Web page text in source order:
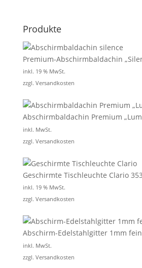
Produkte
Premium-Abschirmbaldachin
inkl. 19 % MwSt.
zzgl. Versandkosten
Abschirmbaldachin Premium
inkl. MwSt.
zzgl. Versandkosten
Geschirmte Tischleuchte Clario
inkl. 19 % MwSt.
zzgl. Versandkosten
Abschirm-Edelstahlgitter 1mm fein
inkl. MwSt.
zzgl. Versandkosten